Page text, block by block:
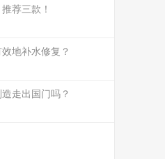
荐三款！
地补水修复？
走出国门吗？